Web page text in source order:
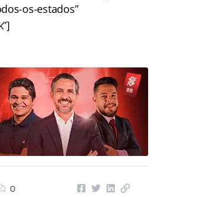
os-estados”
0